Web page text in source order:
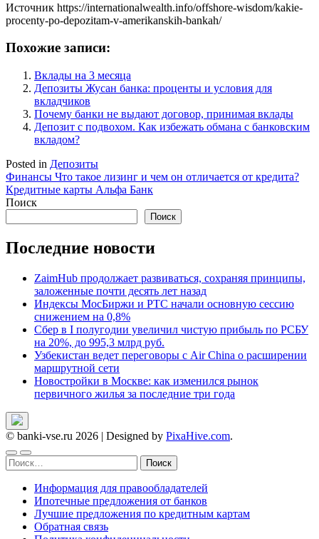
Источник https://internationalwealth.info/offshore-wisdom/kakie-
procenty-po-depozitam-v-amerikanskih-bankah/
Похожие записи:
Вклады на 3 месяца
Депозиты Жусан банка: проценты и условия для
вкладчиков
Почему банки не выдают договор, принимая вклады
Депозит с подвохом. Как избежать обмана с банковским
вкладом?
Posted in Депозиты
Навигация
по
Финансы Что такое лизинг и чем он отличается от кредита?
Кредитные карты Альфа Банк
Поиск
Поиск
Последние новости
ZaimHub продолжает развиваться, сохраняя принципы,
заложенные почти десять лет назад
Индексы МосБиржи и РТС начали основную сессию
снижением на 0,8%
Сбер в I полугодии увеличил чистую прибыль по РСБУ
на 20%, до 995,3 млрд руб.
Узбекистан ведет переговоры с Air China о расширении
маршрутной сети
Новостройки в Москве: как изменился рынок
первичного жилья за последние три года
© banki-vse.ru 2026 | Designed by PixaHive.com.
Найти:
Информация для правообладателей
Ипотечные предложения от банков
Лучшие предложения по кредитным картам
Обратная связь